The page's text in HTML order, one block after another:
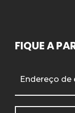
FIQUE A